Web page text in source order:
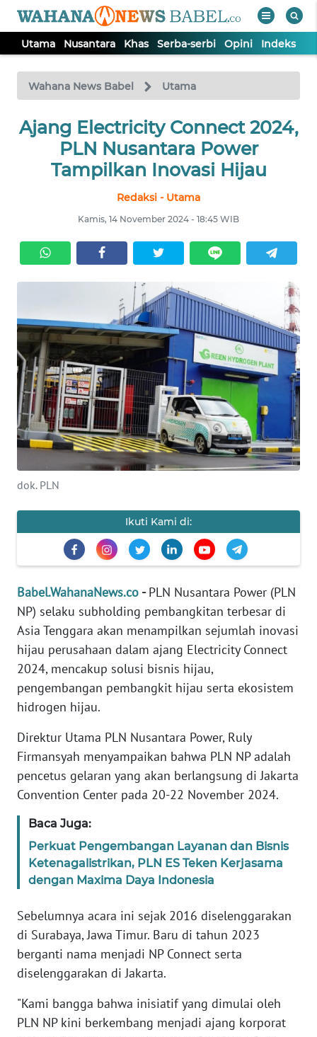
Utama Nusantara Khas Serba-serbi Opini Indeks
Wahana News Babel Utama
Ajang Electricity Connect 2024,
PLN Nusantara Power
Tampilkan Inovasi Hijau
Redaksi - Utama
Kamis, 14 November 2024 - 18:45 WIB
dok. PLN
Ikuti Kami di:
Babel.WahanaNews.co -PLN Nusantara Power (PLN
NP) selaku subholding pembangkitan terbesar di
Asia Tenggara akan menampilkan sejumlah inovasi
hijau perusahaan dalam ajang Electricity Connect
2024, mencakup solusi bisnis hijau,
pengembangan pembangkit hijau serta ekosistem
hidrogen hijau.
Direktur Utama PLN Nusantara Power, Ruly
Firmansyah menyampaikan bahwa PLN NP adalah
pencetus gelaran yang akan berlangsung di Jakarta
Convention Center pada 20-22 November 2024.
Baca Juga:
Perkuat Pengembangan Layanan dan Bisnis
Ketenagalistrikan, PLN ES Teken Kerjasama
dengan Maxima Daya Indonesia
Sebelumnya acara ini sejak 2016 diselenggarakan
di Surabaya, Jawa Timur. Baru di tahun 2023
berganti nama menjadi NP Connect serta
diselenggarakan di Jakarta.
"Kami bangga bahwa inisiatif yang dimulai oleh
PLN NP kini berkembang menjadi ajang korporat
TV
Tutup
UTAMA
NUSANTARA
SERBA-
SERBI
Informasi
INDEKS
BERITA
KONTAK
KAMI
INFO
IKLAN
MEDIA
SIBER
REDAKSI
Wahana
News
Regional
WN
JAKARTA
JABAR
WN
WN